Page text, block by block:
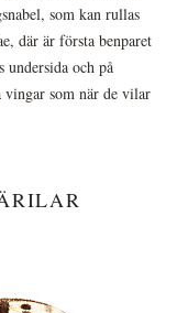
som kan rullas
där är första benparet
undersida och på
vingar som när de vilar